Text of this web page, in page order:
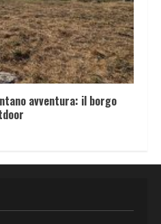
avventura: il borgo